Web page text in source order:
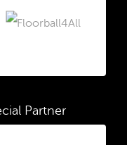
Partner